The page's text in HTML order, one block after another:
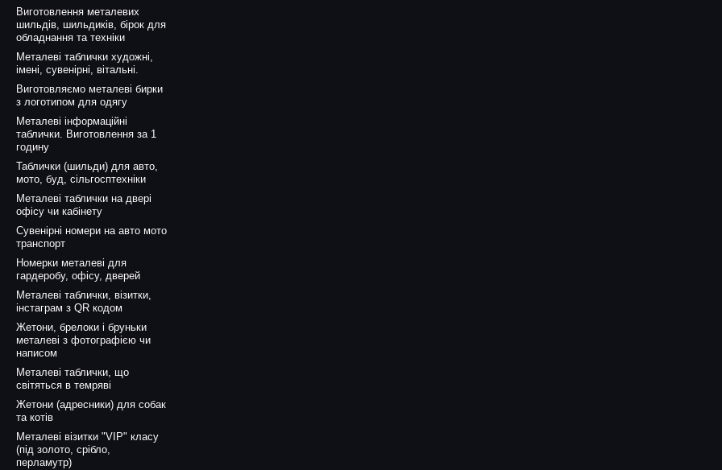
2 ммдо40 мм(з кроком в 1 мм)
x 1300 мм
огнестійкі та армовані марки.
листи будь-якої товщини з нашого асортименту. Ми можемо розрізати матеріал під ваші індивідуальні розміри та потреби, як
замовлень.
щодо вибору матеріалу для вашого проекту:
49
87-11
(44) 462-09-15
ідеї з якісним неопреном від «Ангели Друку»!
Виготовлення металевих
шильдів, шильдиків, бірок для
обладнання та техніки
Металеві таблички художні,
імені, сувенірні, вітальні.
Виготовляємо металеві бирки
з логотипом для одягу
Металеві інформаційні
таблички. Виготовлення за 1
годину
Таблички (шильди) для авто,
мото, буд, сільгосптехніки
Металеві таблички на двері
офісу чи кабінету
Сувенірні номери на авто мото
транспорт
Номерки металеві для
гардеробу, офісу, дверей
Металеві таблички, візитки,
інстаграм з QR кодом
Жетони, брелоки і бруньки
металеві з фотографією чи
написом
Металеві таблички, що
світяться в темряві
Жетони (адресники) для собак
та котів
Металеві візитки "VIP" класу
(під золото, срібло,
перламутр)